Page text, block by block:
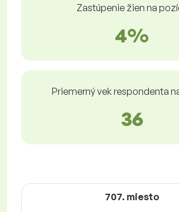
Zastúpenie žien na
4%
Priemerný vek respondenta
36
707. miesto